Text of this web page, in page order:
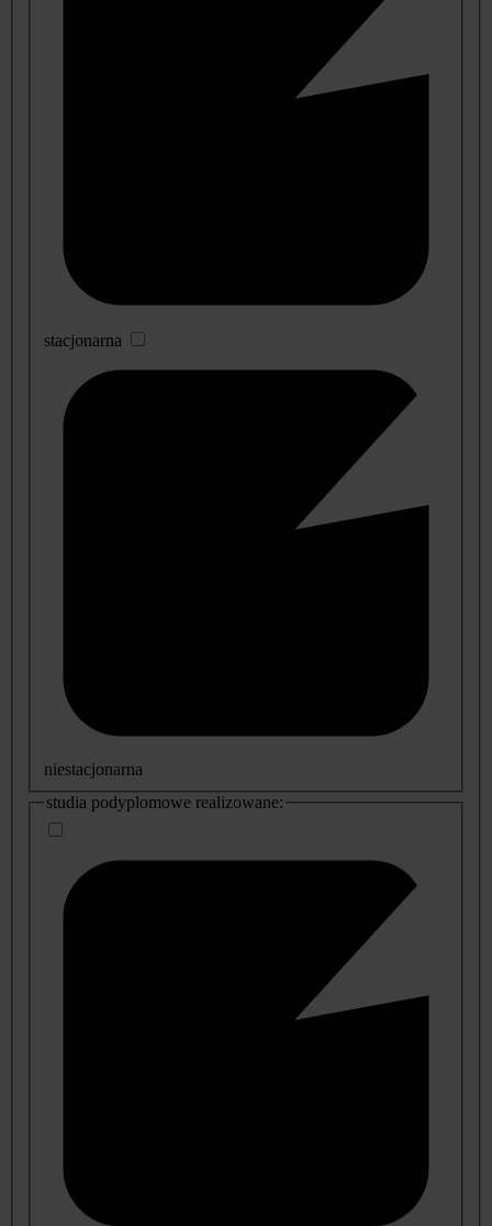
stacjonarna
niestacjonarna
studia podyplomowe realizowane: